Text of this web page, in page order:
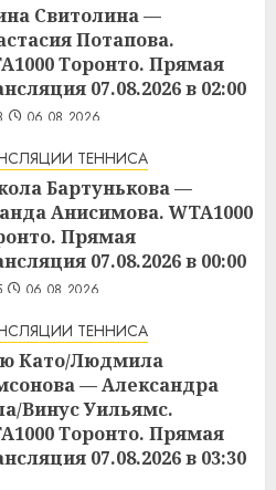
Свитолина —
Потапова.
Торонто. Прямая
07.08.2026 в 02:00
06.08.2026
ТЕННИСА
Бартунькова —
Анисимова. WTA1000
Прямая
07.08.2026 в 00:00
06.08.2026
ТЕННИСА
Като/Людмила
— Александра
Винус Уильямс.
Торонто. Прямая
07.08.2026 в 03:30